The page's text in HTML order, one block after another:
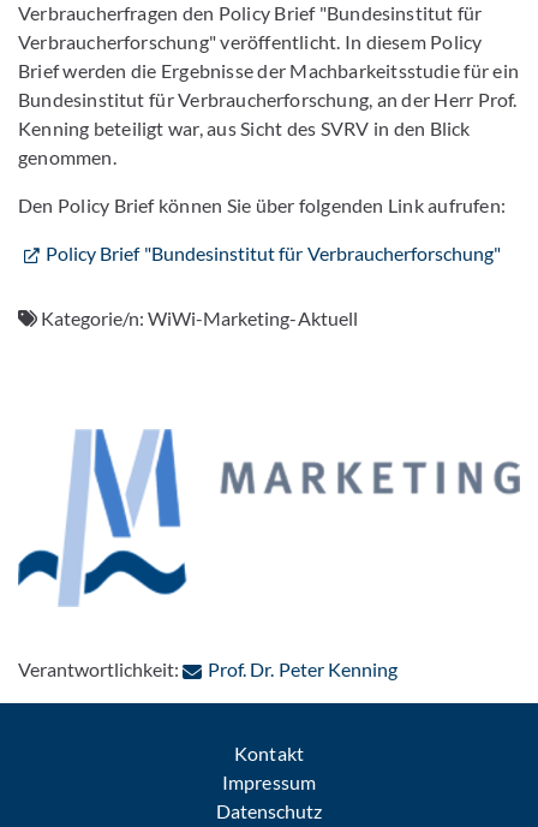
Verbraucherfragen den Policy Brief "Bundesinstitut für
Verbraucherforschung" veröffentlicht. In diesem Policy
Brief werden die Ergebnisse der Machbarkeitsstudie für ein
Bundesinstitut für Verbraucherforschung, an der Herr Prof.
Kenning beteiligt war, aus Sicht des SVRV in den Blick
genommen.
Den Policy Brief können Sie über folgenden Link aufrufen:
Policy Brief "Bundesinstitut für Verbraucherforschung"
Kategorie/n:WiWi-Marketing-Aktuell
Verantwortlichkeit: Prof. Dr. Peter Kenning: Per E-Mail
Kontakt
Impressum
Datenschutz